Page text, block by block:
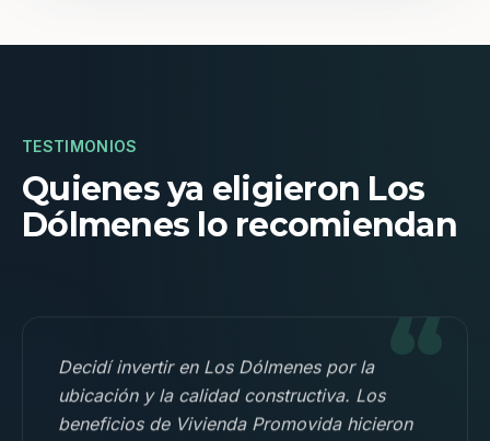
TESTIMONIOS
Quienes ya eligieron Los
Dólmenes lo recomiendan
“
Decidí invertir en Los Dólmenes por la
ubicación y la calidad constructiva. Los
beneficios de Vivienda Promovida hicieron